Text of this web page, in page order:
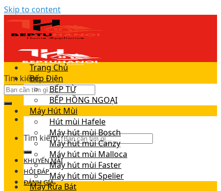
Skip to content
Tìm kiếm:
Tìm kiếm:
KHUYẾN MÃI
HỎI ĐÁP
ĐÁNH GIÁ
Trang Chủ
Bếp Điện
BẾP TỪ
BẾP HỒNG NGOẠI
Máy Hút Mùi
Hút mùi Hafele
Máy hút mùi Bosch
Máy hút mùi Canzy
Máy hút mùi Malloca
Máy hút mùi Faster
Máy hút mùi Spelier
Máy Rửa Bát